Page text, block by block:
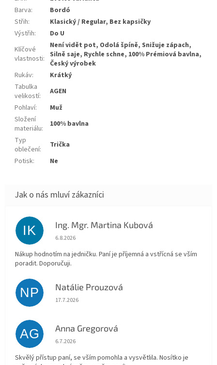
Barva:
Bordó
Střih:
Klasický / Regular, Bez kapsičky
Výstřih:
Do U
Klíčové
vlastnosti:
Není vidět pot, Odolá špíně, Snižuje zápach,
Silně saje, Rychle schne, 100% Prémiová bavlna,
Český výrobek
Rukáv:
Krátký
Tabulka
velikostí:
AGEN
Pohlaví:
Muž
Složení
materiálu:
100% bavlna
Typ
oblečení:
Trička
Potisk: Ne
IK Ing. Mgr. Martina Kubová
Hodnocení obchodu je 5 z 5 hvězdiček.
6.8.2026
Nákup hodnotím na jedničku. Paní je příjemná a vstřícná se vším
poradit. Doporučuji.
NP Natálie Prouzová
Hodnocení obchodu je 5 z 5 hvězdiček.
17.7.2026
AG Anna Gregorová
Hodnocení obchodu je 5 z 5 hvězdiček.
6.7.2026
Skvělý přístup paní, se vším pomohla a vysvětlila. Nosítko je